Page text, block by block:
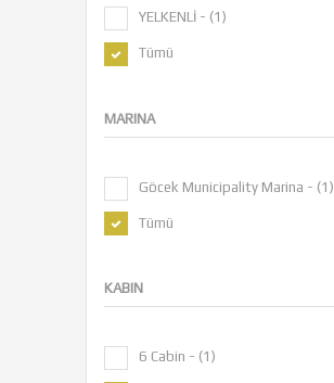
YELKENLİ - (1)
Tümü
MARINA
Göcek Municipality Marina - (1)
Tümü
KABIN
6 Cabin - (1)